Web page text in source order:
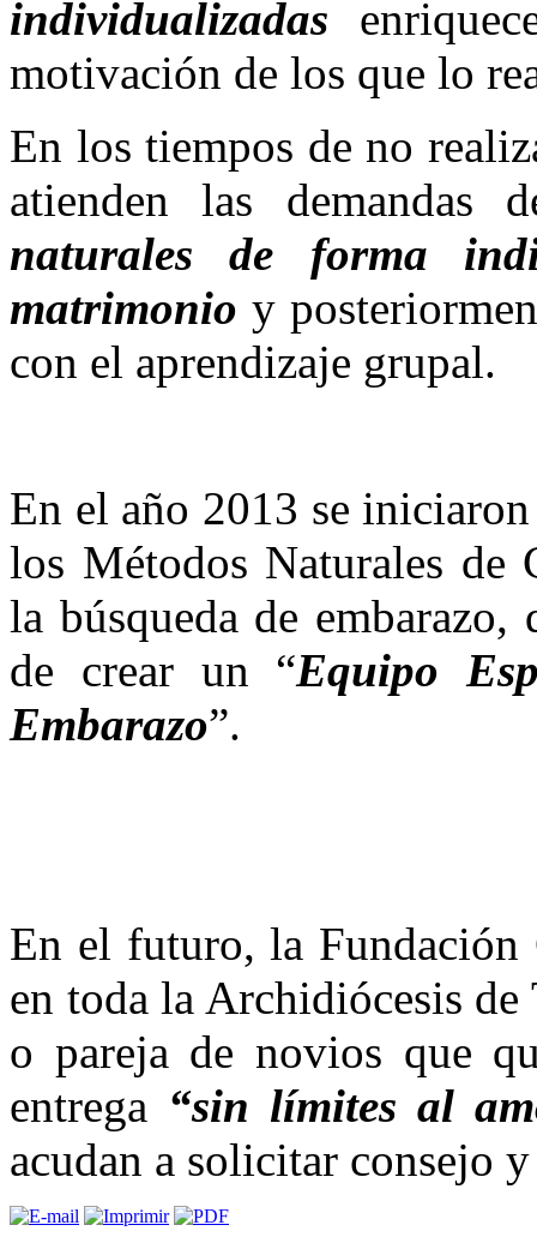
individualizadas
motivación de los que lo
En los tiempos de no
atienden las demandas
naturales de forma
matrimonio y
con el aprendizaje grupal.
En el año 2013 se
los Métodos Naturales de
la búsqueda de
de crear un “Equipo
Embarazo”.
En el futuro, la
en toda la Archidiócesis
o pareja de novios que
entrega “sin límites al
acudan a solicitar consejo